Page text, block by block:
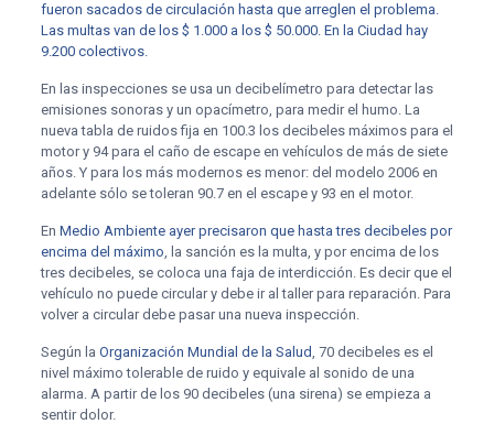
fueron sacados de circulación hasta que arreglen el problema.
Las multas van de los $ 1.000 a los $ 50.000. En la Ciudad hay
9.200 colectivos.
En las inspecciones se usa un decibelímetro para detectar las
emisiones sonoras y un opacímetro, para medir el humo. La
nueva tabla de ruidos fija en 100.3 los decibeles máximos para el
motor y 94 para el caño de escape en vehículos de más de siete
años. Y para los más modernos es menor: del modelo 2006 en
adelante sólo se toleran 90.7 en el escape y 93 en el motor.
En Medio Ambiente ayer precisaron que hasta tres decibeles por
encima del máximo, la sanción es la multa, y por encima de los
tres decibeles, se coloca una faja de interdicción. Es decir que el
vehículo no puede circular y debe ir al taller para reparación. Para
volver a circular debe pasar una nueva inspección.
Según la Organización Mundial de la Salud, 70 decibeles es el
nivel máximo tolerable de ruido y equivale al sonido de una
alarma. A partir de los 90 decibeles (una sirena) se empieza a
sentir dolor.